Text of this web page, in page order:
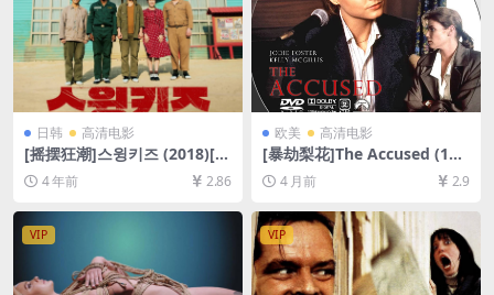
日韩 高清电影
[摇摆狂潮]스윙키즈 (2018)[百
度网盘+迅雷云盘资源1080P
超清未删减][MP4/8GB][韩语
中字]
4 年前 2.86
欧美 高清电影
[暴劫梨花]The Accused (198
8)[百度网盘+夸克网盘1080P
超清未删减资源][网盘在线播
放/下载][MP4/7GB][中文字
幕]
4 月前 2.9
VIP VIP